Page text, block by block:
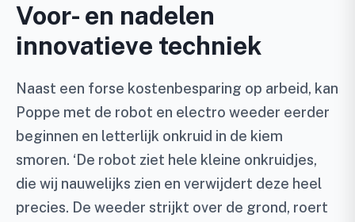
Voor- en nadelen
innovatieve techniek
Naast een forse kostenbesparing op arbeid, kan
Poppe met de robot en electro weeder eerder
beginnen en letterlijk onkruid in de kiem
smoren. ‘De robot ziet hele kleine onkruidjes,
die wij nauwelijks zien en verwijdert deze heel
precies. De weeder strijkt over de grond, roert